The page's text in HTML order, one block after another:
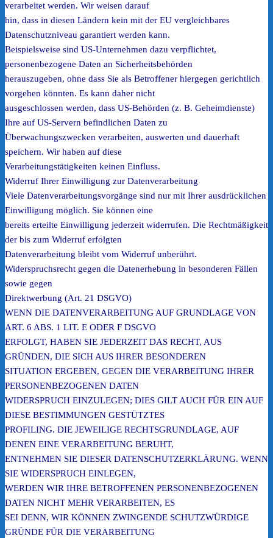
verarbeitet werden. Wir weisen darauf
hin, dass in diesen Ländern kein mit der EU vergleichbares
Datenschutzniveau garantiert werden kann.
Beispielsweise sind US-Unternehmen dazu verpflichtet,
personenbezogene Daten an Sicherheitsbehörden
herauszugeben, ohne dass Sie als Betroffener hiergegen gerichtlich
vorgehen könnten. Es kann daher nicht
ausgeschlossen werden, dass US-Behörden (z. B. Geheimdienste)
Ihre auf US-Servern befindlichen Daten zu
Überwachungszwecken verarbeiten, auswerten und dauerhaft
speichern. Wir haben auf diese
Verarbeitungstätigkeiten keinen Einfluss.
Widerruf Ihrer Einwilligung zur Datenverarbeitung
Viele Datenverarbeitungsvorgänge sind nur mit Ihrer ausdrücklichen
Einwilligung möglich. Sie können eine
bereits erteilte Einwilligung jederzeit widerrufen. Die Rechtmäßigkeit
der bis zum Widerruf erfolgten
Datenverarbeitung bleibt vom Widerruf unberührt.
Widerspruchsrecht gegen die Datenerhebung in besonderen Fällen
sowie gegen
Direktwerbung (Art. 21 DSGVO)
WENN DIE DATENVERARBEITUNG AUF GRUNDLAGE VON
ART. 6 ABS. 1 LIT. E ODER F DSGVO
ERFOLGT, HABEN SIE JEDERZEIT DAS RECHT, AUS
GRÜNDEN, DIE SICH AUS IHRER BESONDEREN
SITUATION ERGEBEN, GEGEN DIE VERARBEITUNG IHRER
PERSONENBEZOGENEN DATEN
WIDERSPRUCH EINZULEGEN; DIES GILT AUCH FÜR EIN AUF
DIESE BESTIMMUNGEN GESTÜTZTES
PROFILING. DIE JEWEILIGE RECHTSGRUNDLAGE, AUF
DENEN EINE VERARBEITUNG BERUHT,
ENTNEHMEN SIE DIESER DATENSCHUTZERKLÄRUNG. WENN
SIE WIDERSPRUCH EINLEGEN,
WERDEN WIR IHRE BETROFFENEN PERSONENBEZOGENEN
DATEN NICHT MEHR VERARBEITEN, ES
SEI DENN, WIR KÖNNEN ZWINGENDE SCHUTZWÜRDIGE
GRÜNDE FÜR DIE VERARBEITUNG